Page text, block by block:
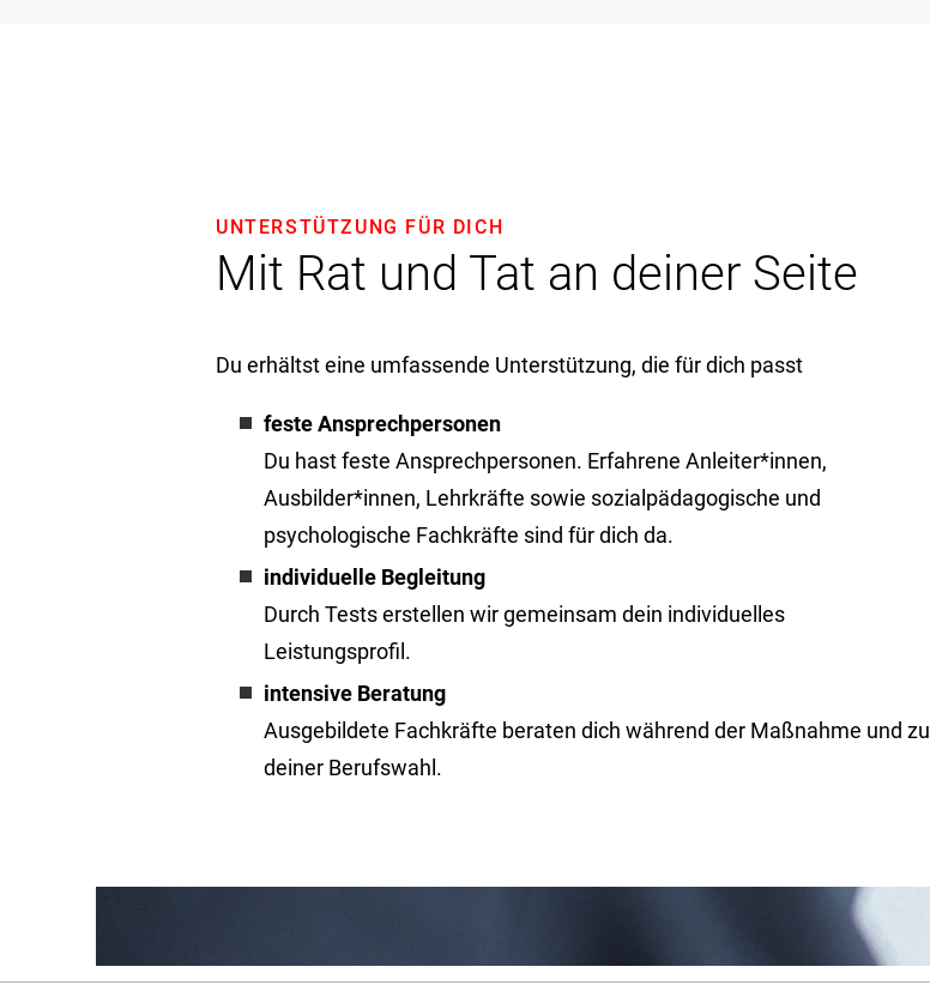
Mit Rat und Tat an deiner Seite
UNTERSTÜTZUNG FÜR DICH
Du erhältst eine umfassende Unterstützung, die für dich passt
feste Ansprechpersonen
Du hast feste Ansprechpersonen. Erfahrene Anleiter*innen,
Ausbilder*innen, Lehrkräfte sowie sozialpädagogische und
psychologische Fachkräfte sind für dich da.
individuelle Begleitung
Durch Tests erstellen wir gemeinsam dein individuelles
Leistungsprofil.
intensive Beratung
Ausgebildete Fachkräfte beraten dich während der Maßnahme und zu
deiner Berufswahl.